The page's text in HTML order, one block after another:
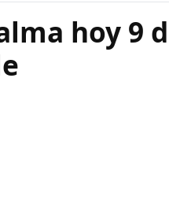
hoy 9